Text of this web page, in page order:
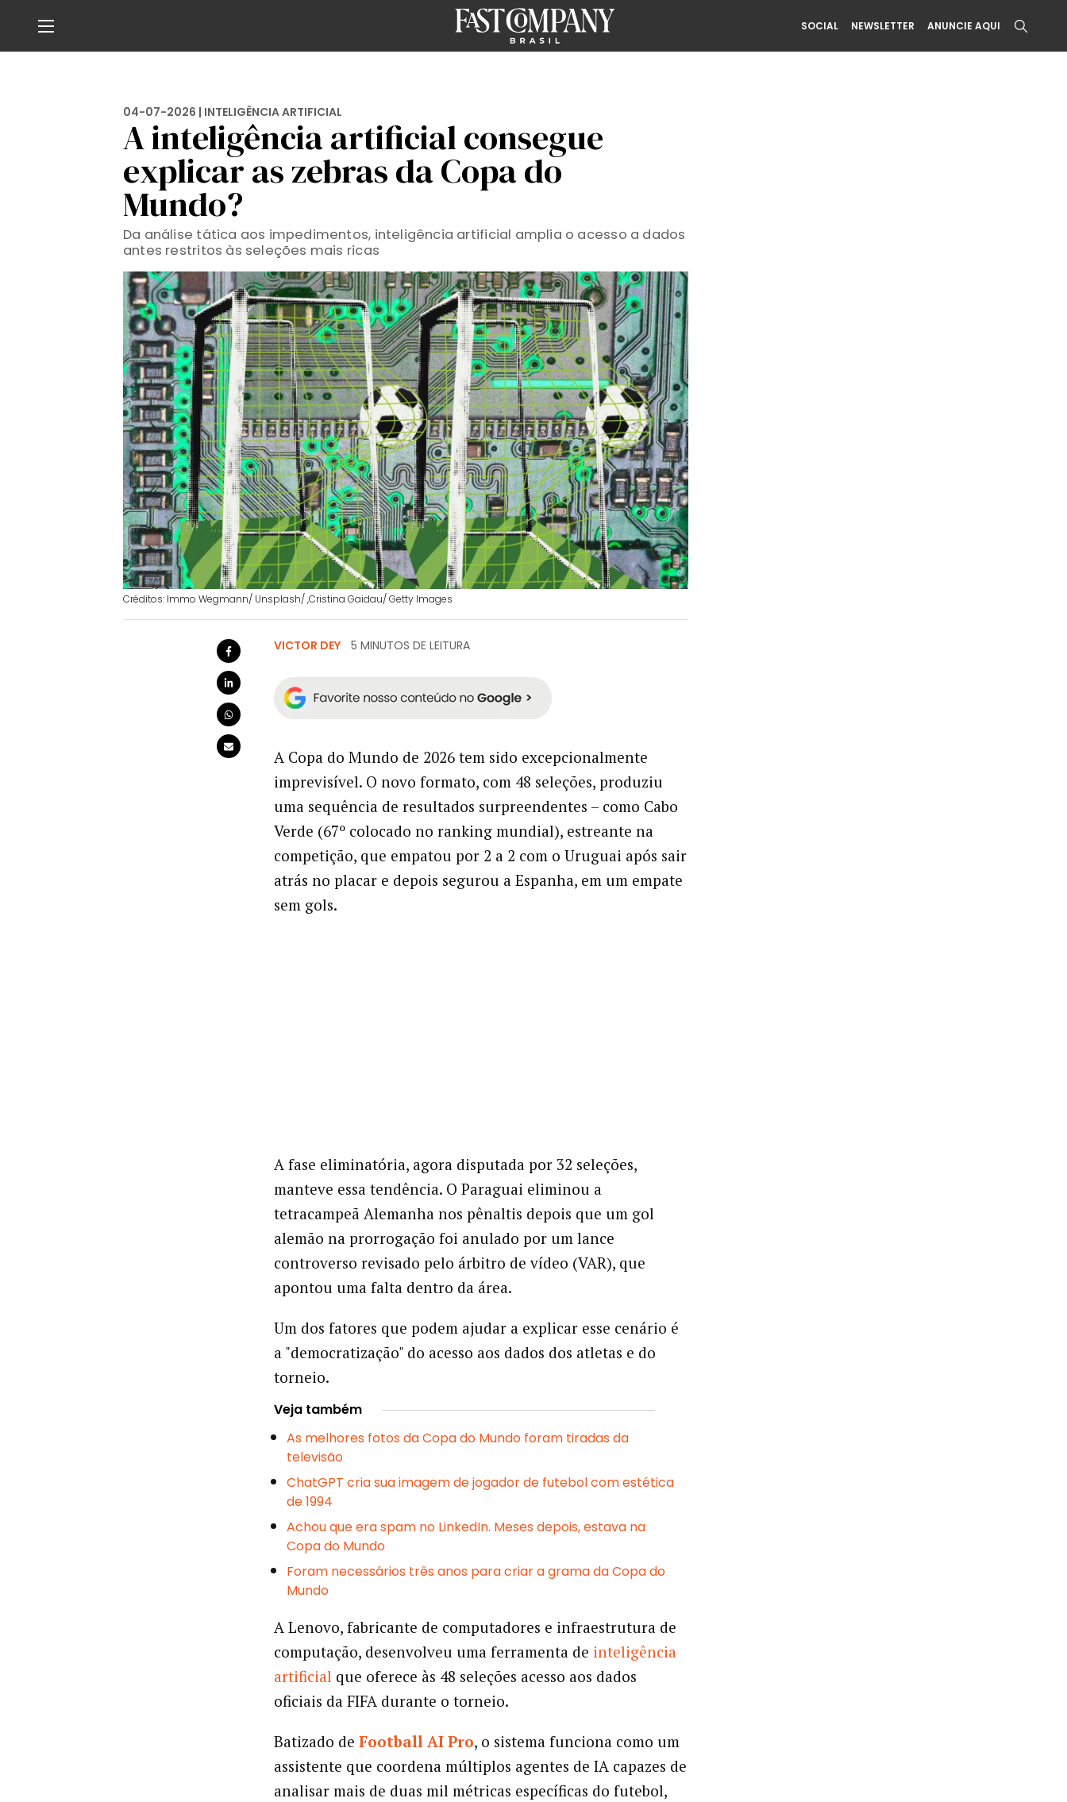
SOCIAL NEWSLETTER ANUNCIE AQUI
04-07-2026 | INTELIGÊNCIA ARTIFICIAL
A inteligência artificial consegue
explicar as zebras da Copa do
Mundo?
Da análise tática aos impedimentos, inteligência artificial amplia o acesso a dados
antes restritos às seleções mais ricas
Créditos: Immo Wegmann/ Unsplash/ ,Cristina Gaidau/ Getty Images
VICTOR DEY 5 MINUTOS DE LEITURA
A Copa do Mundo de 2026 tem sido excepcionalmente
imprevisível. O novo formato, com 48 seleções, produziu
uma sequência de resultados surpreendentes – como Cabo
Verde (67º colocado no ranking mundial), estreante na
competição, que empatou por 2 a 2 com o Uruguai após sair
atrás no placar e depois segurou a Espanha, em um empate
sem gols.
A fase eliminatória, agora disputada por 32 seleções,
manteve essa tendência. O Paraguai eliminou a
tetracampeã Alemanha nos pênaltis depois que um gol
alemão na prorrogação foi anulado por um lance
controverso revisado pelo árbitro de vídeo (VAR), que
apontou uma falta dentro da área.
Um dos fatores que podem ajudar a explicar esse cenário é
a "democratização" do acesso aos dados dos atletas e do
torneio.
Veja também
As melhores fotos da Copa do Mundo foram tiradas da
televisão
ChatGPT cria sua imagem de jogador de futebol com estética
de 1994
Achou que era spam no LinkedIn. Meses depois, estava na
Copa do Mundo
Foram necessários três anos para criar a grama da Copa do
Mundo
A Lenovo, fabricante de computadores e infraestrutura de
computação, desenvolveu uma ferramenta de inteligência
artificial que oferece às 48 seleções acesso aos dados
oficiais da FIFA durante o torneio.
Batizado de Football AI Pro, o sistema funciona como um
assistente que coordena múltiplos agentes de IA capazes de
analisar mais de duas mil métricas específicas do futebol,